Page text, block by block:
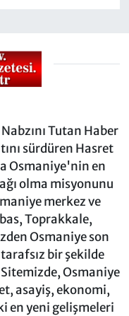
Tutan Haber
sürdüren Hasret
Osmaniye'nin en
olma misyonunu
merkez ve
Toprakkale,
Osmaniye son
bir şekilde
Osmaniye
asayiş, ekonomi,
en yeni gelişmeleri